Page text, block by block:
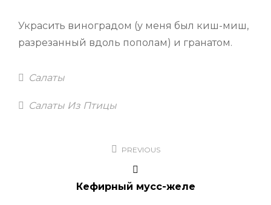
Украсить виноградом (у меня был киш-миш,
разрезанный вдоль пополам) и гранатом.
Categories
Салаты
Tags
Салаты Из Птицы
Навигация
записям
PREVIOUS
Кефирный мусс-желе